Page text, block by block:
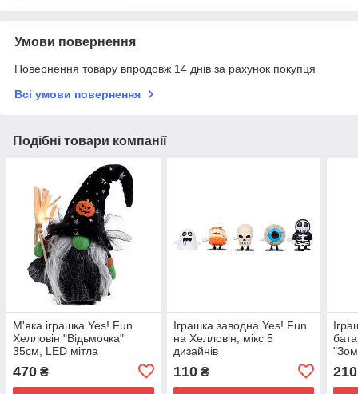
Умови повернення
Повернення товару впродовж 14 днів за рахунок покупця
Всі умови повернення
Подібні товари компанії
М'яка іграшка Yes! Fun
Хелловін "Відьмочка"
35см, LED мітла
470 ₴
Іграшка заводна Yes! Fun
на Хелловін, мікс 5
дизайнів
110₴ 210